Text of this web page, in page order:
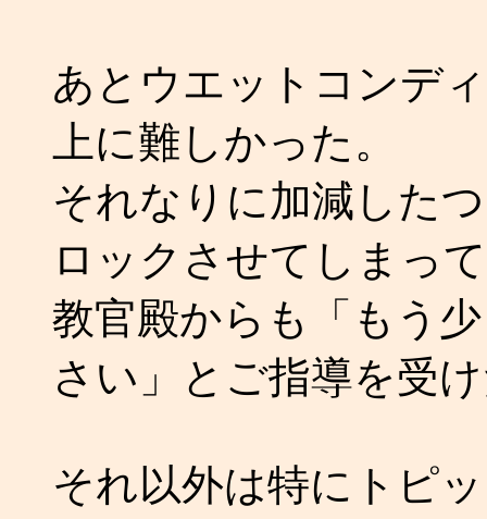
あとウエットコンデ
上に難しかった。
それなりに加減した
ロックさせてしまっ
教官殿からも「もう
さい」とご指導を受
それ以外は特にトピ